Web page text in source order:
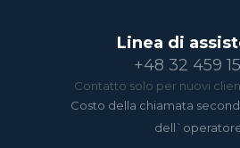
Linea di
+48 32 459
Contatto solo per nuovi
Costo della chiamata